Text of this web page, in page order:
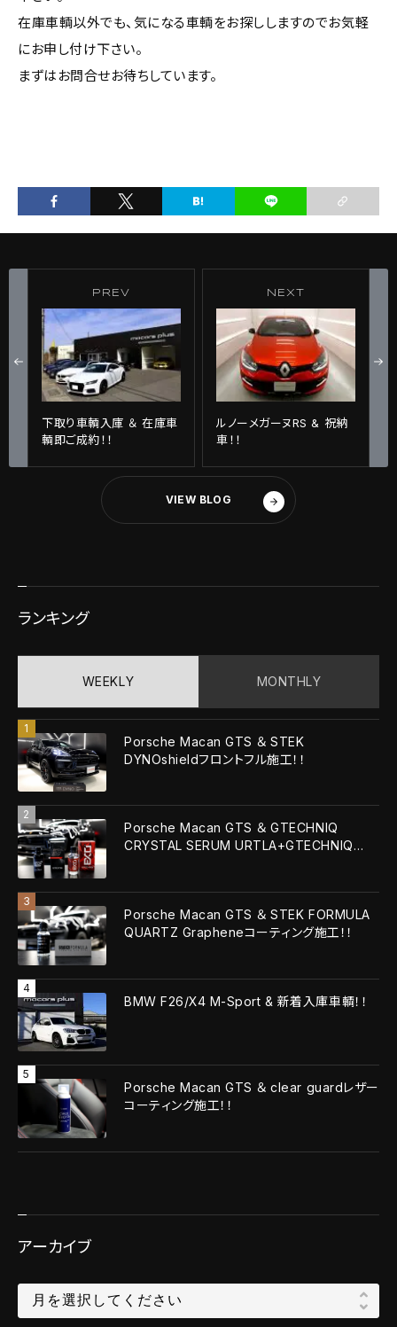
在庫車輌以外でも、気になる車輌をお探ししますのでお気軽
にお申し付け下さい。
まずはお問合せお待ちしています。
PREV
下取り車輌入庫 ＆ 在庫車
輌即ご成約！！
NEXT
ルノーメガーヌRS & 祝納
車！！
VIEW BLOG
ランキング
WEEKLY MONTHLY
Porsche Macan GTS ＆ STEK
DYNOshieldフロントフル施工！！
Porsche Macan GTS ＆ GTECHNIQ
CRYSTAL SERUM URTLA+GTECHNIQ
Porsche Macan GTS ＆ STEK FORMULA
QUARTZ Grapheneコーティング施工！！
BMW F26/X4 M-Sport & 新着入庫車輌！！
Porsche Macan GTS ＆ clear guardレザー
コーティング施工！！
アーカイブ